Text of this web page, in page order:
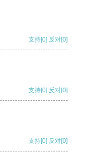
支持[0] 反对[0]
支持[0] 反对[0]
支持[0] 反对[0]